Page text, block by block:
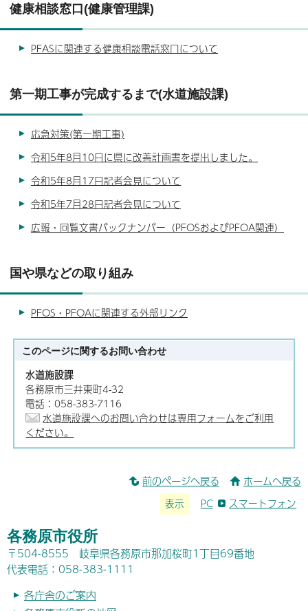
健康相談窓口(健康管理課)
PFASに関連する健康相談電話窓口について
第一期工事が完成するまで(水道施設課)
応急対策(第一期工事)
令和5年8月10日に県に改善計画書を提出しました。
令和5年8月17日記者会見について
令和5年7月28日記者会見について
広報・回覧文書バックナンバー（PFOSおよびPFOA関連）
国や県などの取り組み
PFOS・PFOAに関連する外部リンク
このページに関するお問い合わせ
水道施設課
各務原市三井東町4-32
電話：058-383-7116
水道施設課へのお問い合わせは専用フォームをご利用
ください。
前のページへ戻る ホームへ戻る
表示 PC スマートフォン
各務原市役所
〒504-8555 岐阜県各務原市那加桜町1丁目69番地
代表電話：058-383-1111
各庁舎のご案内